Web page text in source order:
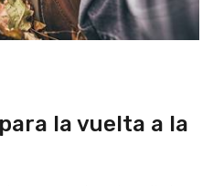
la vuelta a la